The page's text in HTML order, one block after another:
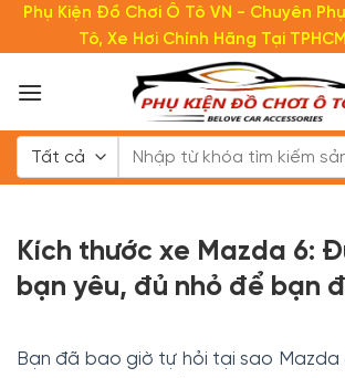
dung
Phụ Kiện Đồ Chơi Ô Tô VN - Chuyên
Tô, Xe Hơi Chính Hãng Tại
Tìm
kiếm:
Kích thước xe Mazda 6:
bạn yêu, đủ nhỏ để bạn
Bạn đã bao giờ tự hỏi tại sao Mazda